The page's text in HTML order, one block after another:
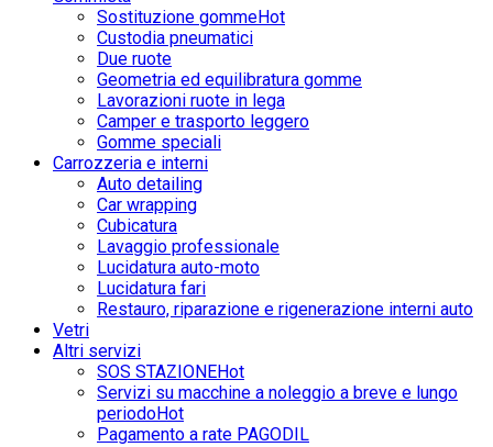
Sostituzione gommeHot
Custodia pneumatici
Due ruote
Geometria ed equilibratura gomme
Lavorazioni ruote in lega
Camper e trasporto leggero
Gomme speciali
Carrozzeria e interni
Auto detailing
Car wrapping
Cubicatura
Lavaggio professionale
Lucidatura auto-moto
Lucidatura fari
Restauro, riparazione e rigenerazione interni auto
Vetri
Altri servizi
SOS STAZIONEHot
Servizi su macchine a noleggio a breve e lungo
periodoHot
Pagamento a rate PAGODIL